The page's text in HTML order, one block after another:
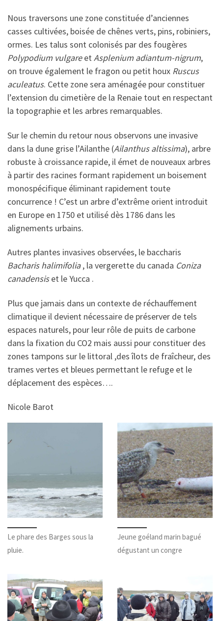
Nous traversons une zone constituée d’anciennes
casses cultivées, boisée de chênes verts, pins, robiniers,
ormes. Les talus sont colonisés par des fougères
Polypodium vulgareetAsplenium adiantum-nigrum,
on trouve également le fragon ou petit houx Ruscus
aculeatus. Cette zone sera aménagée pour constituer
l’extension du cimetière de la Renaie tout en respectant
la topographie et les arbres remarquables.
Sur le chemin du retour nous observons une invasive
dans la dune grise l’Ailanthe (Ailanthus altissima), arbre
robuste à croissance rapide, il émet de nouveaux arbres
à partir des racines formant rapidement un boisement
monospécifique éliminant rapidement toute
concurrence ! C’est un arbre d’extrême orient introduit
en Europe en 1750 et utilisé dès 1786 dans les
alignements urbains.
Autres plantes invasives observées, le baccharis
Bacharis halimifolia, la vergerette du canada Coniza
canadensiset le Yucca .
Plus que jamais dans un contexte de réchauffement
climatique il devient nécessaire de préserver de tels
espaces naturels, pour leur rôle de puits de carbone
dans la fixation du CO2 mais aussi pour constituer des
zones tampons sur le littoral ,des îlots de fraîcheur, des
trames vertes et bleues permettant le refuge et le
déplacement des espèces….
Nicole Barot
Le phare des Barges sous la
pluie.
Jeune goéland marin bagué
dégustant un congre